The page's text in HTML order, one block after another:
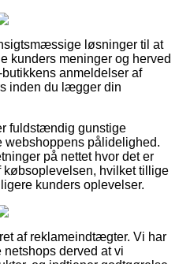
løsninger til at
kunders meninger og herved
anmeldelser af
inden du lægger din
fuldstændig gunstige
webshoppens pålidelighed.
på nettet hvor det er
hvilket tillige
kunders oplevelser.
af reklameindtægter. Vi har
derved at vi